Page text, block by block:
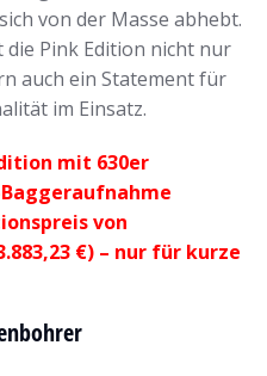
von der Masse abhebt.
Pink Edition nicht nur
auch ein Statement für
im Einsatz.
mit 630er
von
€) – nur für kurze